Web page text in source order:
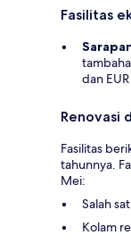
Fasilitas
dan
Renovasi
Fasilitas
tahunnya.
Mei:
Salah
Kolam